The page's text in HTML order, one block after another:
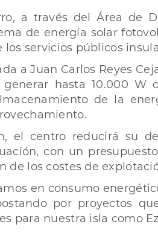
a través del Área de
de energía solar
servicios públicos
a Juan Carlos Reyes
generar hasta 10.000
de la
el centro reducirá su
con un
de los costes de
en consumo
por proyectos
para nuestra isla como